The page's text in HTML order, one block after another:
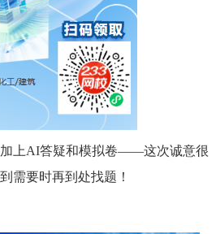
加上AI答疑和模拟卷——这次诚意很
需要时再到处找题！